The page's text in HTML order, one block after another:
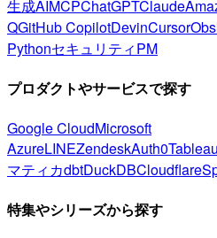
生成AIMCPChatGPTClaude
QGitHub CopilotDevinCursor
PythonセキュリティPM
プロダクトやサービスで探す
Google CloudMicrosoft
AzureLINEZendeskAuth0Tableau
マティカdbtDuckDBCloudflare
特集やシリーズから探す